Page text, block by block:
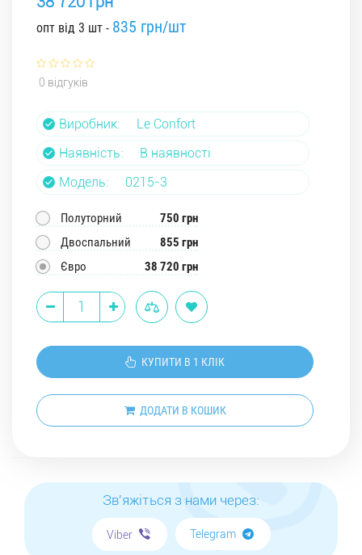
опт від 3 шт - 835 грн/шт
0 відгуків
Виробник:
Le Confort
Наявність:
В наявності
Модель:
0215-3
Полуторний
750 грн
Двоспальний
855 грн
Євро
38 720 грн
КУПИТИ В 1 КЛІК
ДОДАТИ В КОШИК
Зв'яжіться з нами через:
Viber Telegram